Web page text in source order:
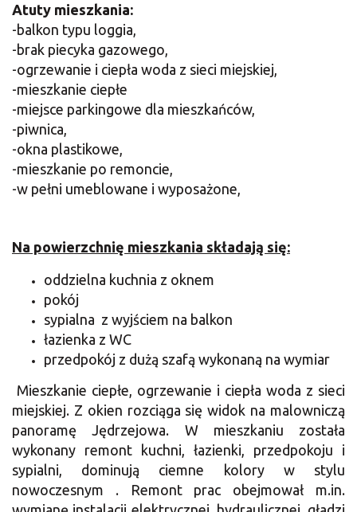
Atuty mieszkania:
-balkon typu loggia,
-brak piecyka gazowego,
-ogrzewanie i ciepła woda z sieci miejskiej,
-mieszkanie ciepłe
-miejsce parkingowe dla mieszkańców,
-piwnica,
-okna plastikowe,
-mieszkanie po remoncie,
-w pełni umeblowane i wyposażone,
Na powierzchnię mieszkania składają się:
oddzielna kuchnia z oknem
pokój
sypialna z wyjściem na balkon
łazienka z WC
przedpokój z dużą szafą wykonaną na wymiar
Mieszkanie ciepłe, ogrzewanie i ciepła woda z sieci
miejskiej. Z okien rozciąga się widok na malowniczą
panoramę Jędrzejowa. W mieszkaniu została
wykonany remont kuchni, łazienki, przedpokoju i
sypialni, dominują ciemne kolory w stylu
nowoczesnym . Remont prac obejmował m.in.